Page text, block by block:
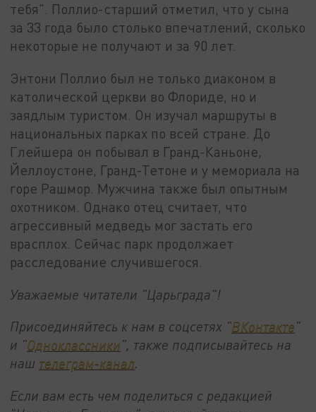
тебя". Поллио-старший отметил, что у сына
за 33 года было столько впечатлений, сколько
некоторые не получают и за 90 лет.
Энтони Поллио был не только диаконом в
католической церкви во Флориде, но и
заядлым туристом. Он изучал маршруты в
национальных парках по всей стране. До
Глейшера он побывал в Гранд-Каньоне,
Йеллоустоне, Гранд-Тетоне и у мемориала на
горе Рашмор. Мужчина также был опытным
охотником. Однако отец считает, что
агрессивный медведь мог застать его
врасплох. Сейчас парк продолжает
расследование случившегося.
Уважаемые читатели "Царьграда"!
Присоединяйтесь к нам в соцсетях "ВКонтакте"
и "Одноклассники", также подписывайтесь на
наш телеграм-канал.
Если вам есть чем поделиться с редакцией